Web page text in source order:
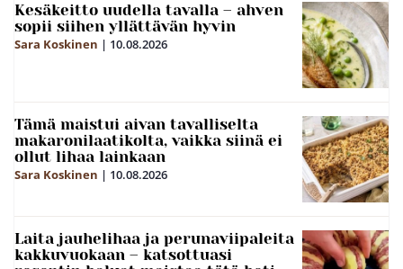
Kesäkeitto uudella tavalla – ahven
sopii siihen yllättävän hyvin
Sara Koskinen | 10.08.2026
Tämä maistui aivan tavalliselta
makaronilaatikolta, vaikka siinä ei
ollut lihaa lainkaan
Sara Koskinen | 10.08.2026
Laita jauhelihaa ja perunaviipaleita
kakkuvuokaan – katsottuasi